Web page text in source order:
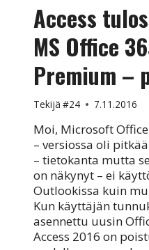
Access
MS Office
Premium –
Tekijä #24 7.11.2016
Moi, Microsoft
– versiossa oli
– tietokanta mutta
on näkynyt – ei
Outlookissa kuin
Kun käyttäjän
asennettu uusin
Access 2016 on